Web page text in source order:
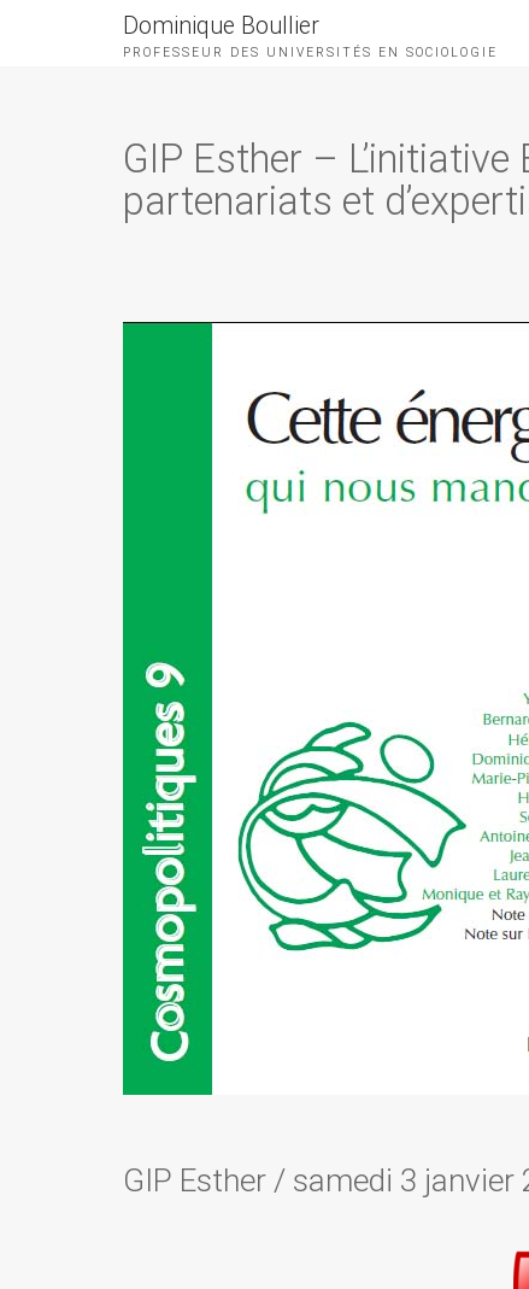
Dominique Boullier
PROFESSEUR DES UNIVERSITÉS EN SOCIOLOGIE
GIP Esther – L’initiative
partenariats et
GIP Esther / samedi 3 janvier